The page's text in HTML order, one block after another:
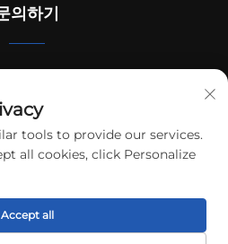
의하기
13192436782
protected]
co.,ltd. All rights
tools to provide our services.
all cookies, click Personalize
Accept all